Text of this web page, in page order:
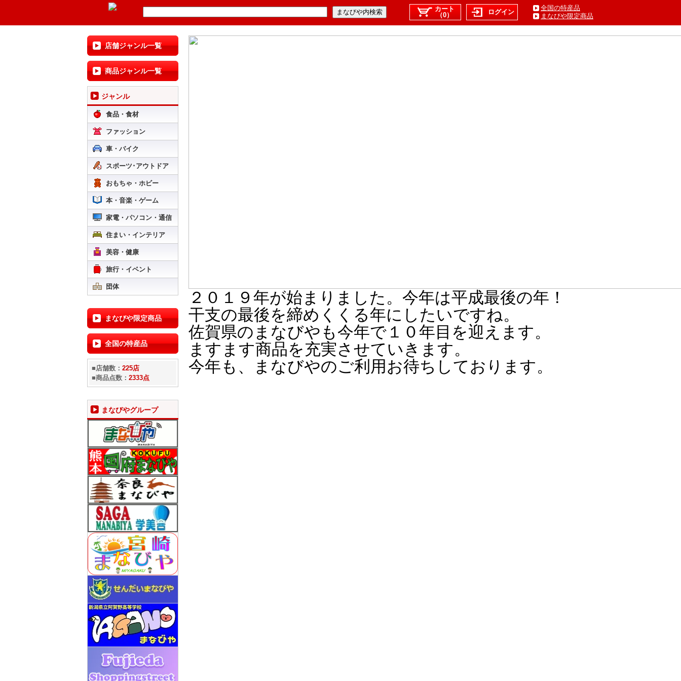
カート
（0）
ログイン
全国の特産品
まなびや限定商品
店舗ジャンル一覧
商品ジャンル一覧
ジャンル
食品・食材
ファッション
車・バイク
スポーツ･アウトドア
おもちゃ・ホビー
本・音楽・ゲーム
家電・パソコン・通信
住まい・インテリア
美容・健康
旅行・イベント
団体
まなびや限定商品
全国の特産品
■店舗数： 225店
■商品点数： 2333点
まなびやグループ
２０１９年が始まりました。今年は平成最後の年！
干支の最後を締めくくる年にしたいですね。
佐賀県のまなびやも今年で１０年目を迎えます。
ますます商品を充実させていきます。
今年も、まなびやのご利用お待ちしております。